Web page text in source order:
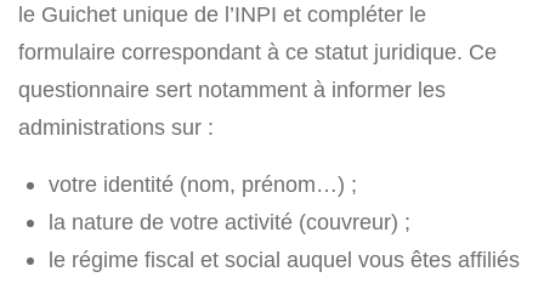
le Guichet unique de l’INPI et compléter le
formulaire correspondant à ce statut juridique. Ce
questionnaire sert notamment à informer les
administrations sur :
votre identité (nom, prénom…) ;
la nature de votre activité (couvreur) ;
le régime fiscal et social auquel vous êtes affiliés